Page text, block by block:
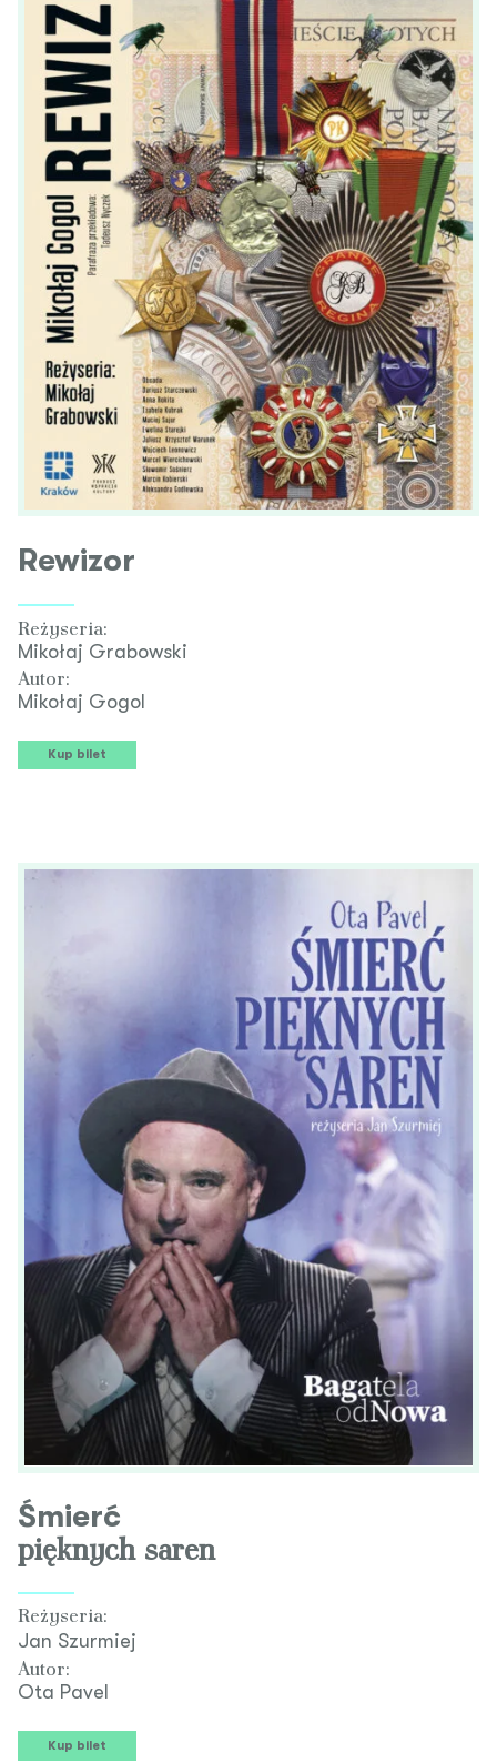
Rewizor
Reżyseria:
Mikołaj Grabowski
Autor:
Mikołaj Gogol
Kup bilet
Śmierć
pięknych saren
Reżyseria:
Jan Szurmiej
Autor:
Ota Pavel
Kup bilet